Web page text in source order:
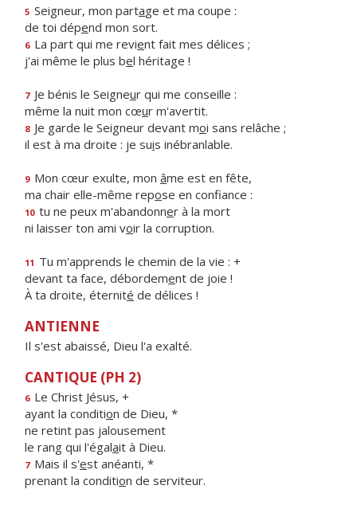
5 Seigneur, mon partage et ma coupe :
de toi dépend mon sort.
6 La part qui me revient fait mes délices ;
j'ai même le plus bel héritage !
7 Je bénis le Seigneur qui me conseille :
même la nuit mon cœur m'avertit.
8 Je garde le Seigneur devant moi sans relâche ;
il est à ma droite : je suis inébranlable.
9 Mon cœur exulte, mon âme est en fête,
ma chair elle-même repose en confiance :
10 tu ne peux m'abandonner à la mort
ni laisser ton ami voir la corruption.
11 Tu m'apprends le chemin de la vie : +
devant ta face, débordement de joie !
À ta droite, éternité de délices !
ANTIENNE
Il s'est abaissé, Dieu l'a exalté.
CANTIQUE (PH 2)
6 Le Christ Jésus, +
ayant la condition de Dieu, *
ne retint pas jalousement
le rang qui l'égalait à Dieu.
7 Mais il s'est anéanti, *
prenant la condition de serviteur.